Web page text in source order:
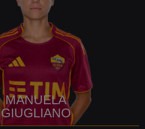
MANUELA
GIUGLIANO